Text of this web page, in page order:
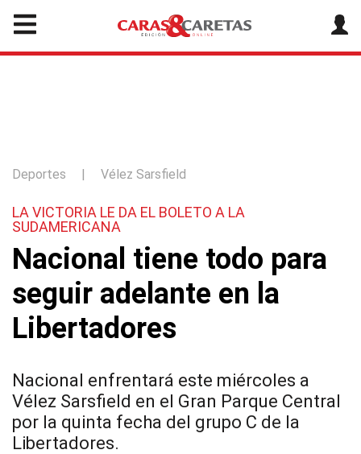
Deportes | Vélez Sarsfield
LA VICTORIA LE DA EL BOLETO A LA
SUDAMERICANA
Nacional tiene todo para
seguir adelante en la
Libertadores
Nacional enfrentará este miércoles a
Vélez Sarsfield en el Gran Parque Central
por la quinta fecha del grupo C de la
Libertadores.